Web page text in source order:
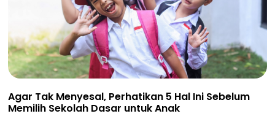
Agar Tak Menyesal, Perhatikan 5 Hal Ini Sebelum
Memilih Sekolah Dasar untuk Anak